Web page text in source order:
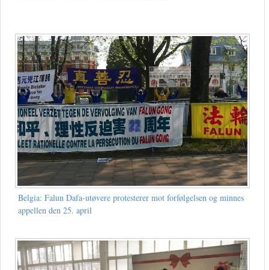
Belgia: Falun Dafa-utøvere protesterer mot forfølgelsen og minnes
appellen den 25. april